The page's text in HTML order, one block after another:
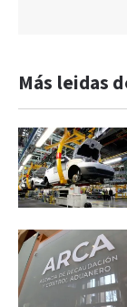
Más leidas